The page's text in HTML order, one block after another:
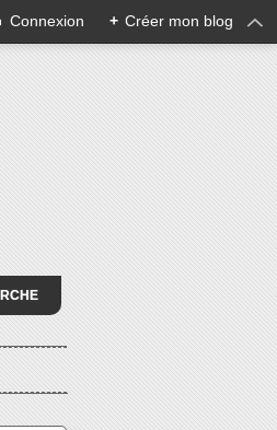
Connexion + Créer mon blog